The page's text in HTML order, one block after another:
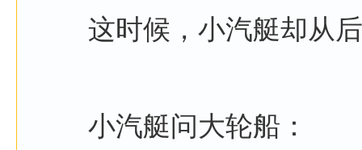
这时候，小汽艇却从后
小汽艇问大轮船：